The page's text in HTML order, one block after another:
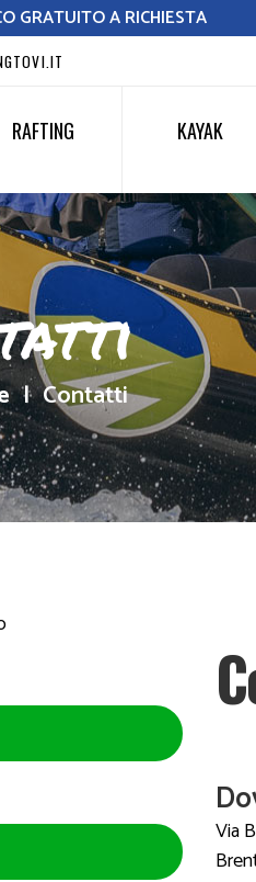
GRATUITO A RICHIESTA
RAFTING KAYAK
Contatti
Via